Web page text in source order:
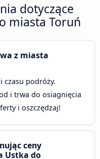
dotyczące
miasta Toruń
z miasta
czasu podróży.
i trwa do osiagnięcia
i oszczędzaj!
ceny
Ustka do